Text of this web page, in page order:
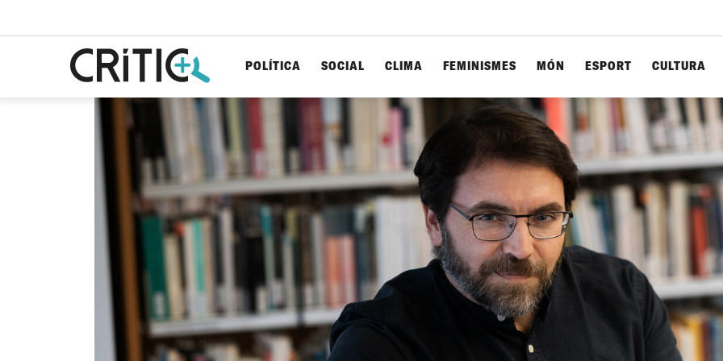
POLÍTICA SOCIAL CLIMA FEMINISMES MÓN ESPORT CULTURA